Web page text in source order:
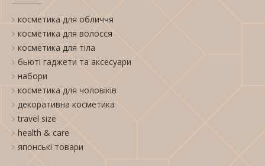
косметика для обличчя
косметика для волосся
косметика для тіла
бьюті гаджети та аксесуари
набори
косметика для чоловіків
декоративна косметика
travel size
health & care
японські товари